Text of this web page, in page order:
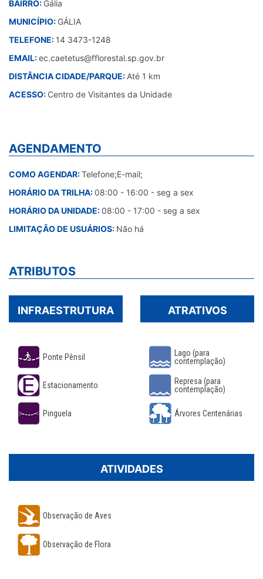
BAIRRO: Gália
MUNICÍPIO: GÁLIA
TELEFONE: 14 3473-1248
EMAIL:ec.caetetus@fflorestal.sp.gov.br
DISTÂNCIA CIDADE/PARQUE: Até 1 km
ACESSO: Centro de Visitantes da Unidade
AGENDAMENTO
COMO AGENDAR:Telefone;E-mail;
HORÁRIO DA TRILHA:08:00 - 16:00 - seg a sex
HORÁRIO DA UNIDADE:08:00 - 17:00 - seg a sex
LIMITAÇÃO DE USUÁRIOS: Não há
ATRIBUTOS
INFRAESTRUTURA
Ponte Pênsil
Estacionamento
Pinguela
ATRATIVOS
Lago (para
contemplação)
Represa (para
contemplação)
Árvores Centenárias
ATIVIDADES
Observação de Aves
Observação de Flora